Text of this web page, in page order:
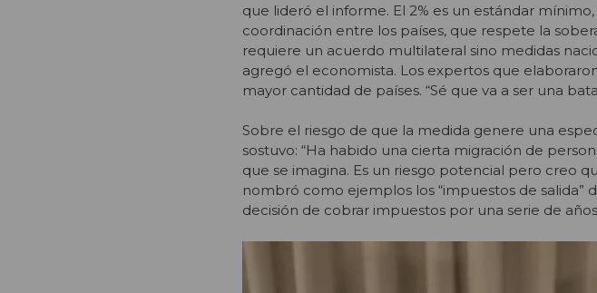
que lideró el informe. El 2% es un estándar
coordinación entre los países, que respete la
requiere un acuerdo multilateral sino medidas
agregó el economista. Los expertos que
mayor cantidad de países. “Sé que va a ser una
Sobre el riesgo de que la medida genere una
sostuvo: “Ha habido una cierta migración de
que se imagina. Es un riesgo potencial pero creo
nombró como ejemplos los “impuestos de salida”
decisión de cobrar impuestos por una serie de